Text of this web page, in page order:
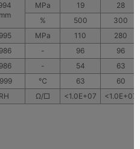
MPa 19
28
% 500
300
MPa 110
280
- 96
96
- 54
63
℃ 63
60
Ω/□ <1.0E+07 <1.0E+07